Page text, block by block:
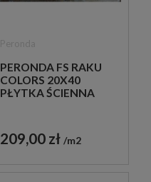
PERONDA FS RAKU
COLORS 20X40
PŁYTKA ŚCIENNA
209,00 zł m2